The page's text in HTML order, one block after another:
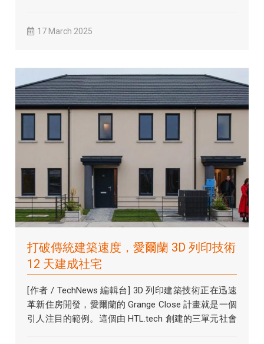
17 March 2025
打破傳統建築速度，愛爾蘭 3D 列印技術
12 天建成社宅
[作者 / TechNews 編輯台] 3D 列印建築技術正在迅速
革新住房開發，愛爾蘭的 Grange Close 計畫就是一個
引人注目的範例。這個由 HTL.tech 創建的三單元社會